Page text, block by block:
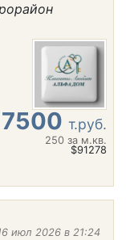
7500 т.руб.
250 за м.кв.
$91278
июл 2026 в 21:24